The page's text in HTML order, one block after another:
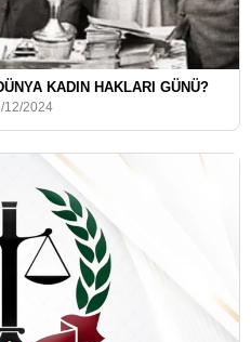
KADIN HAKLARI GÜNÜ?
12/2024